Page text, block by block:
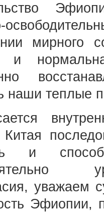
мирного
и
наши теплые
Китая
и
уважаем
Эфиопии,